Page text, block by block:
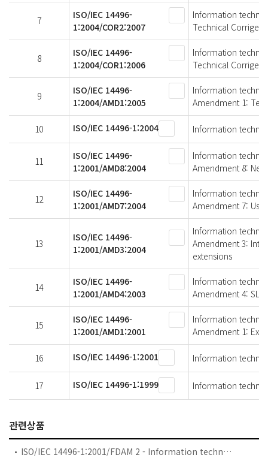
7
ISO/IEC 14496-
1:2004/COR2:2007
Information
Technical
8
ISO/IEC 14496-
1:2004/COR1:2006
Information
Technical
9
ISO/IEC 14496-
1:2004/AMD1:2005
Information
Amendment 1:
10 ISO/IEC 14496-1:2004 Information
11
ISO/IEC 14496-
1:2001/AMD8:2004
Information
Amendment 8:
12
ISO/IEC 14496-
1:2001/AMD7:2004
Information
Amendment 7: Use
13
ISO/IEC 14496-
1:2001/AMD3:2004
Information
Amendment 3:
extensions
14
ISO/IEC 14496-
1:2001/AMD4:2003
Information
Amendment 4: SL
15
ISO/IEC 14496-
1:2001/AMD1:2001
Information
Amendment 1:
16 ISO/IEC 14496-1:2001 Information
17 ISO/IEC 14496-1:1999 Information
관련상품
ISO/IEC 14496-1:2001/FDAM 2 - Information technology — Coding of audio-visual objects — Part 1: Systems — Amendment 2: Textual format